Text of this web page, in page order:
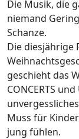
Die Musik, die
niemand
Schanze.
Die diesjährige
geschieht das
CONCERTS
Muss für
jung fühlen.